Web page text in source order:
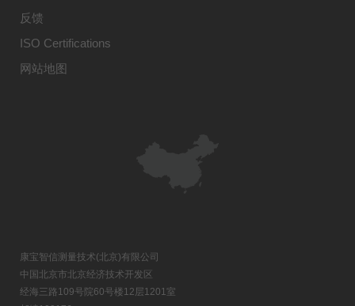
反馈
ISO Certifications
网站地图
康宝智信测量技术(北京)有限公司
中国北京市北京经济技术开发区
经海三路109号院60号楼12层1201室